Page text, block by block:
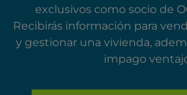
exclusivos como socio de
Recibirás información para
y gestionar una vivienda,
impago